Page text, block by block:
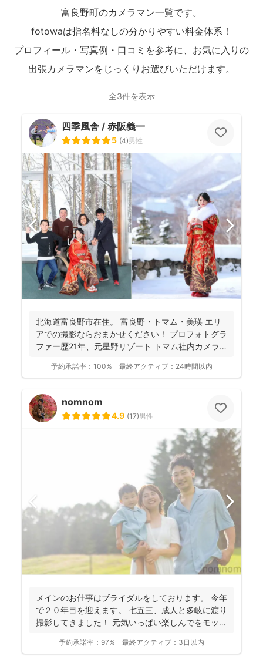
富良野町のカメラマン一覧です。
fotowaは指名料なしの分かりやすい料金体系！
プロフィール・写真例・口コミを参考に、お気に入りの
出張カメラマンをじっくりお選びいただけます。
全3件を表示
四季風舎 / 赤阪義一
5 (4)男性
北海道富良野市在住。 富良野・トマム・美瑛 エリ
アでの撮影ならおまかせください！ プロフォトグラ
ファー歴21年、元星野リゾート トマム社内カメラ
予約承諾率： 100% 最終アクティブ： 24時間以内
nomnom
4.9 (17)男性
メインのお仕事はブライダルをしております。 今年
で２０年目を迎えます。 七五三、成人と多岐に渡り
撮影してきました！ 元気いっぱい楽しんでをモット
予約承諾率： 97% 最終アクティブ： 3日以内